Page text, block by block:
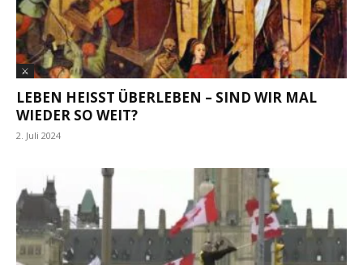
⚔
LEBEN HEISST ÜBERLEBEN – SIND WIR MAL W
IEDER SO WEIT?
2. Juli 2024